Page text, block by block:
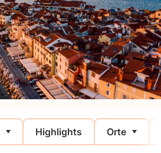
Highlights Orte